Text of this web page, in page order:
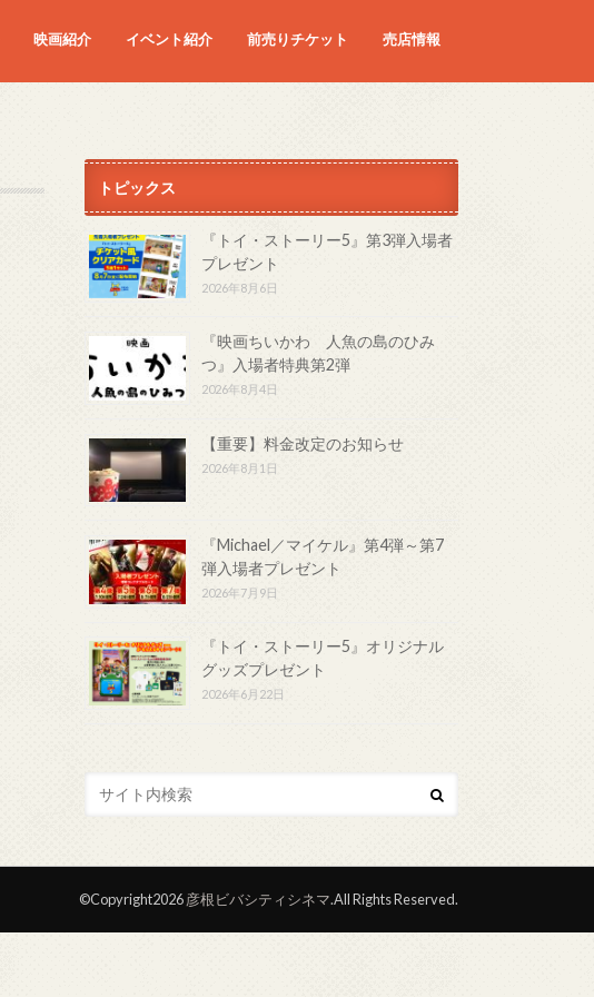
映画紹介 イベント紹介 前売りチケット 売店情報
トピックス
『トイ・ストーリー5』第3弾入場者
プレゼント
2026年8月6日
『映画ちいかわ 人魚の島のひみ
つ』入場者特典第2弾
2026年8月4日
【重要】料金改定のお知らせ
2026年8月1日
『Michael／マイケル』第4弾～第7
弾入場者プレゼント
2026年7月9日
『トイ・ストーリー5』オリジナル
グッズプレゼント
2026年6月22日
©Copyright2026彦根ビバシティシネマ.All Rights Reserved.